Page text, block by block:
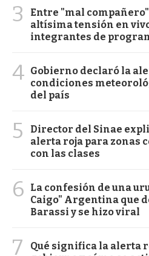
3
Entre "mal
altísima tensión en
integrantes de
4 Gobierno declaró la
condiciones
del país
5
Director del Sinae
alerta roja para zonas
con las clases
6
La confesión de una
Caigo" Argentina que
Barassi y se hizo viral
7
Qué significa la alerta